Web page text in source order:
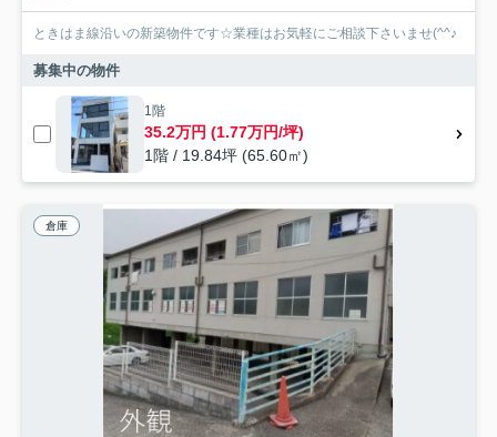
ときはま線沿いの新築物件です☆業種はお気軽にご相談下さいませ(^^♪
募集中の物件
1階
35.2万円 (1.77万円/坪)
1階 / 19.84坪 (65.60㎡)
倉庫